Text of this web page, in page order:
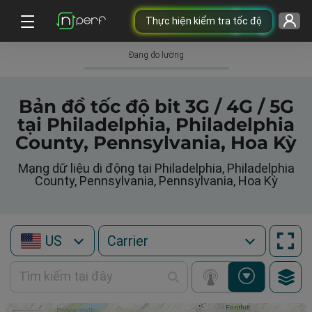
Thực hiện kiểm tra tốc độ
Đang đo lường
Bản đồ tốc độ bit 3G / 4G / 5G
tại Philadelphia, Philadelphia
County, Pennsylvania, Hoa Kỳ
Mạng dữ liệu di động tại Philadelphia, Philadelphia
County, Pennsylvania, Pennsylvania, Hoa Kỳ
US